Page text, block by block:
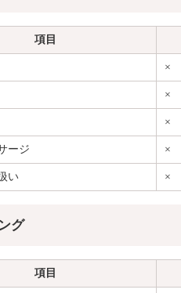
項目
×
×
×
ージ ×
い ×
グ
項目